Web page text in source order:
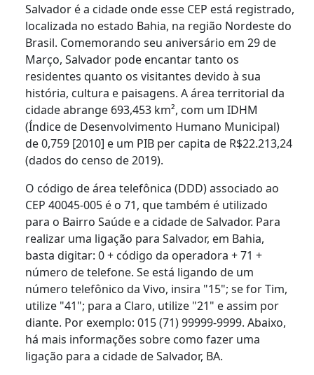
Salvador é a cidade onde esse CEP está registrado,
localizada no estado Bahia, na região Nordeste do
Brasil. Comemorando seu aniversário em 29 de
Março, Salvador pode encantar tanto os
residentes quanto os visitantes devido à sua
história, cultura e paisagens. A área territorial da
cidade abrange 693,453 km², com um IDHM
(Índice de Desenvolvimento Humano Municipal)
de 0,759 [2010] e um PIB per capita de R$22.213,24
(dados do censo de 2019).
O código de área telefônica (DDD) associado ao
CEP 40045-005 é o 71, que também é utilizado
para o Bairro Saúde e a cidade de Salvador. Para
realizar uma ligação para Salvador, em Bahia,
basta digitar: 0 + código da operadora + 71 +
número de telefone. Se está ligando de um
número telefônico da Vivo, insira "15"; se for Tim,
utilize "41"; para a Claro, utilize "21" e assim por
diante. Por exemplo: 015 (71) 99999-9999. Abaixo,
há mais informações sobre como fazer uma
ligação para a cidade de Salvador, BA.